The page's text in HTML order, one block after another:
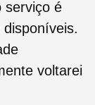
serviço é
voltarei